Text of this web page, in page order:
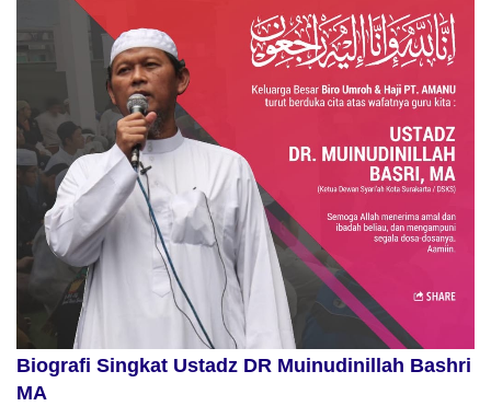
Biografi Singkat Ustadz DR Muinudinillah Bashri
MA